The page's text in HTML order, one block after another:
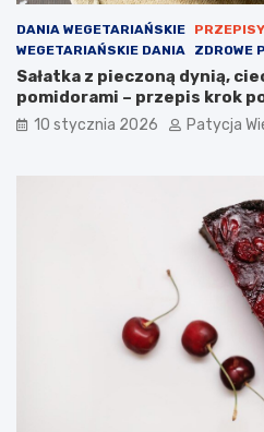
DANIA WEGETARIAŃSKIE PRZEPISY
WEGETARIAŃSKIE DANIA
ZDROWE
Sałatka z pieczoną dynią,
pomidorami – przepis krok
10 stycznia 2026 Patycja